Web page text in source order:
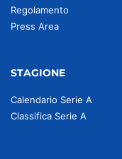
Regolamento
Press Area
STAGIONE
Calendario Serie A
Classifica Serie A